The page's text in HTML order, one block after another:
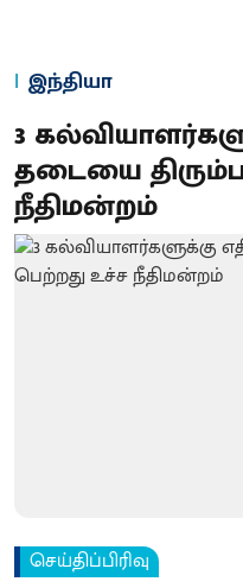
இந்தியா
3
தடையை
நீதிமன்றம்
செய்திப்பிரிவு